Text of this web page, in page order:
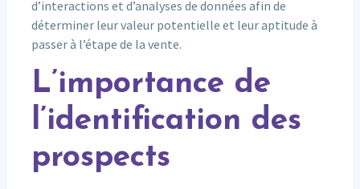
d’interactions et d’analyses de données afin de
déterminer leur valeur potentielle et leur aptitude à
passer à l’étape de la vente.
L’importance de
l’identification des
prospects